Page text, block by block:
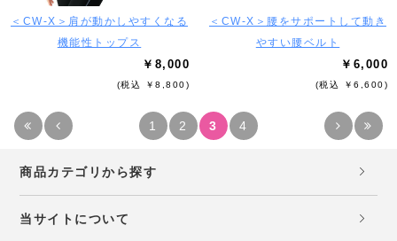
＜CW-X＞肩が動かしやすくなる
機能性トップス
￥8,000
(税込 ￥8,800)
＜CW-X＞腰をサポートして動き
やすい腰ベルト
￥6,000
(税込 ￥6,600)
1 2 3 4
商品カテゴリから探す
当サイトについて